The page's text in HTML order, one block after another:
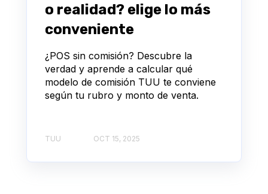
o realidad? elige lo más
conveniente
¿POS sin comisión? Descubre la
verdad y aprende a calcular qué
modelo de comisión TUU te conviene
según tu rubro y monto de venta.
TUU OCT 15, 2025